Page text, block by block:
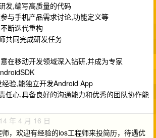
发,编写高质量的代码
与手机产品需求讨论,功能定义等
断迭代重构
共同完成研发任务
在移动开发领域深入钻研,并成为专家
验,能独立开发Android App
任心,具备良好的沟通能力和优秀的团队协作能
年 4 月 16 日
，欢迎有经验的ios工程师来投简历，待遇优